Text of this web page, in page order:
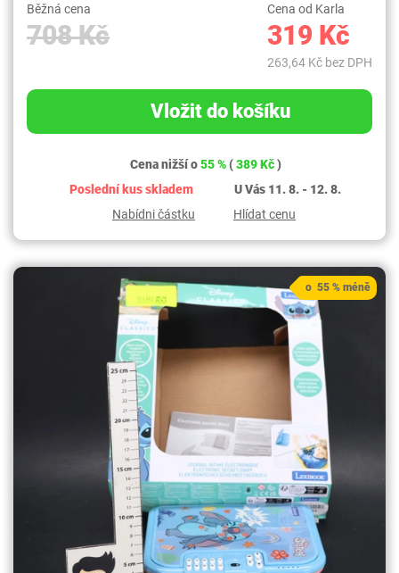
Běžná cena
708 Kč
Cena od Karla
319 Kč
263,64 Kč bez DPH
Vložit do košíku
Cena nižší o55 %(389 Kč)
Poslední kus skladem
U Vás 11. 8. - 12. 8.
Nabídni částku
Hlídat cenu
o 55 % méně